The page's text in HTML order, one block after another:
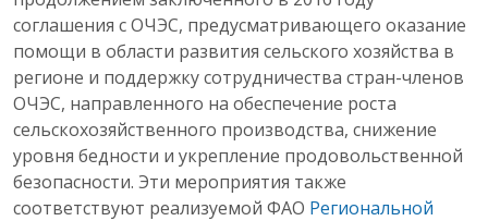
соглашения с ОЧЭС, предусматривающего оказание
помощи в области развития сельского хозяйства в
регионе и поддержку сотрудничества стран-членов
ОЧЭС, направленного на обеспечение роста
сельскохозяйственного производства, снижение
уровня бедности и укрепление продовольственной
безопасности. Эти мероприятия также
соответствуют реализуемой ФАО Региональной